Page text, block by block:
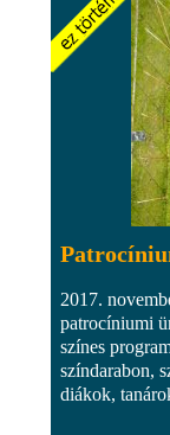
2017.
patrocíniumi
színes
színdarabon,
diákok,